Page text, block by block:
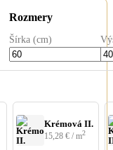
Rozmery
Šírka (cm)
Krémová II.
15,28 € / m2